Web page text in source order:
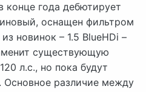
конце года дебютирует
оснащен фильтром
новинок – 1.5 BlueHDi –
существующую
л.с., но пока будут
Основное различие между